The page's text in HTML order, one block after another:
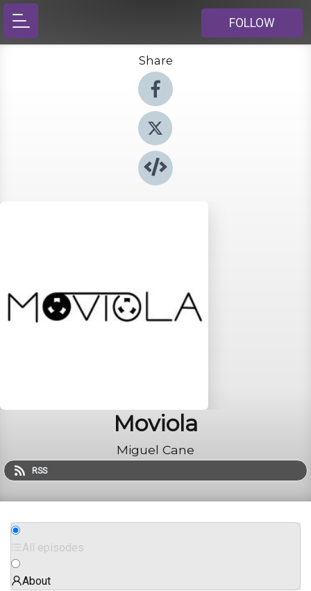
FOLLOW
Share
Moviola
Miguel Cane
RSS
All episodes
About